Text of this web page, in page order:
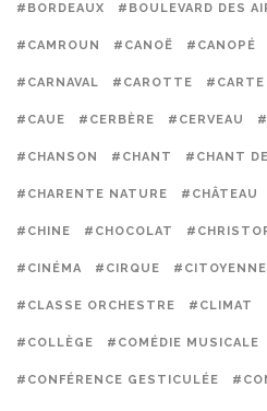
#BORDEAUX #BOULEVARD DES
#CAMROUN #CANOË #CANOPÉ
#CARNAVAL #CAROTTE
#CAUE #CERBÈRE #CERVEAU
#CHANSON #CHANT #CHANT
#CHARENTE NATURE #CHÂTEAU
#CHINE #CHOCOLAT
#CINÉMA #CIRQUE
#CLASSE ORCHESTRE #CLIMAT
#COLLÈGE #COMÉDIE MUSICALE
#CONFÉRENCE GESTICULÉE